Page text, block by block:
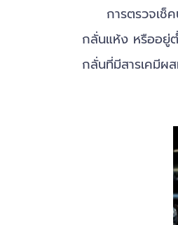
การตรวจเช็คน้
กลั่นแห้ง หรืออยู่ต่
กลั่นที่มีสารเคมีผ